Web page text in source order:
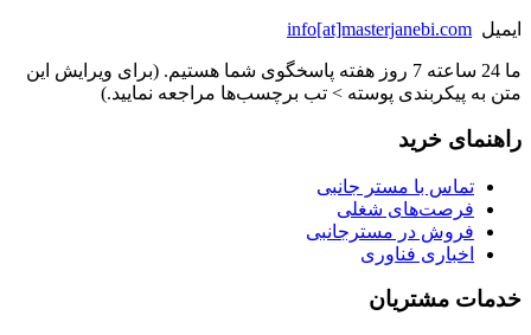
ایمیل info[at]masterjanebi.com
ما 24 ساعته 7 روز هفته پاسخگوی شما هستیم. (برای ویرایش این
متن به پیکربندی پوسته > تب برچسب‌ها مراجعه نمایید.)
راهنمای خرید
تماس با مستر جانبی
فرصت‌های شغلی
فروش در مسترجانبی
اخباری فناوری
خدمات مشتریان